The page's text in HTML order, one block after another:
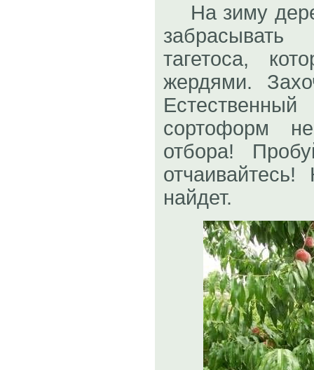
На зиму
тагетоса,
жердями.
сортоформ
отбора!
найдет.